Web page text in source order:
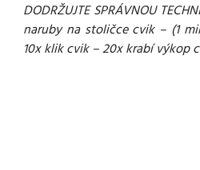
DODRŽUJTE SPRÁVNOU
naruby na stoličce cvik – (1
10x klik cvik – 20x krabí výkop